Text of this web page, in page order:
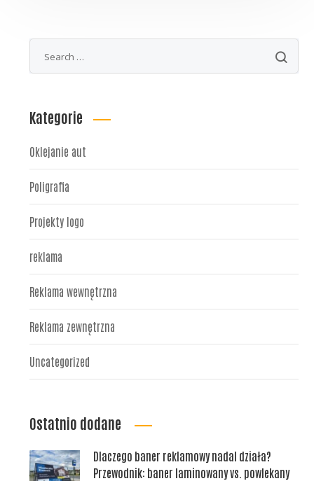
Kategorie
Oklejanie aut
Poligrafia
Projekty logo
reklama
Reklama wewnętrzna
Reklama zewnętrzna
Uncategorized
Ostatnio dodane
Dlaczego baner reklamowy nadal działa?
Przewodnik: baner laminowany vs. powlekany